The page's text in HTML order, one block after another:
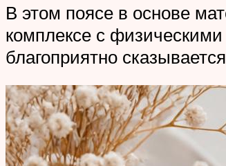
В этом поясе в основе
комплексе с
благоприятно